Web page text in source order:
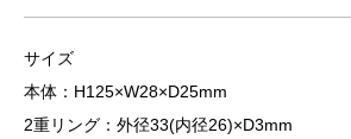
サイズ
本体：H125×W28×D25mm
2重リング：外径33(内径26)×D3mm